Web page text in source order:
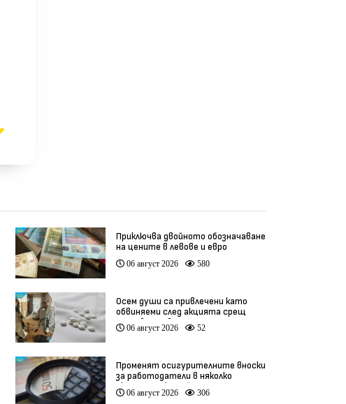
Приключва двойното обозначаване
на цените в левове и евро
06 август 2026 580
Осем души са привлечени като
обвиняеми след акцията срещ
производство на фентанил
06 август 2026 52
Променят осигурителните вноски
за работодатели в няколко
икономически дейности
06 август 2026 306